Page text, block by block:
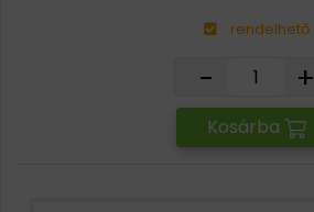
rendelhető
- +
Kosárba